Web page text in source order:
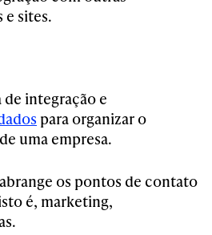
e sites.
de integração e
para organizar o
uma empresa.
os pontos de contato
é, marketing,